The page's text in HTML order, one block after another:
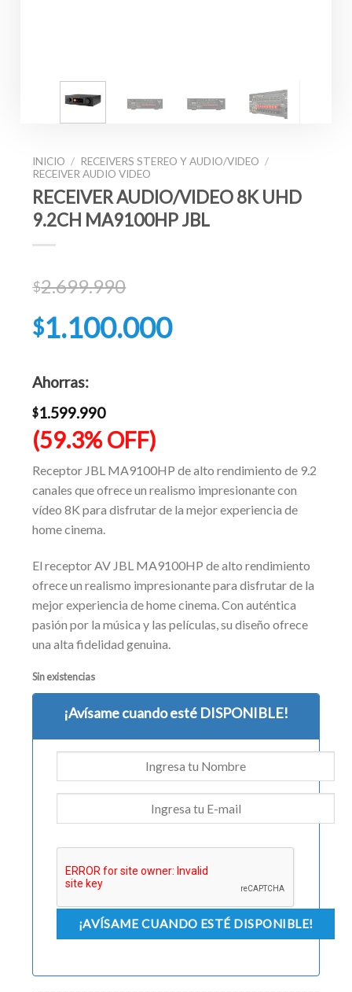
INICIO / RECEIVERS STEREO Y AUDIO/VIDEO /
RECEIVER AUDIO VIDEO
RECEIVER AUDIO/VIDEO 8K UHD
9.2CH MA9100HP JBL
$2.699.990
El
precio
era:
$2.699.990.
$1.100.000
precio
actual
es:
$1.100.000.
Ahorras:
$1.599.990
(59.3% OFF)
Receptor JBL MA9100HP de alto rendimiento de 9.2
canales que ofrece un realismo impresionante con
vídeo 8K para disfrutar de la mejor experiencia de
home cinema.
El receptor AV JBL MA9100HP de alto rendimiento
ofrece un realismo impresionante para disfrutar de la
mejor experiencia de home cinema. Con auténtica
pasión por la música y las películas, su diseño ofrece
una alta fidelidad genuina.
Sin existencias
¡Avísame cuando esté DISPONIBLE!